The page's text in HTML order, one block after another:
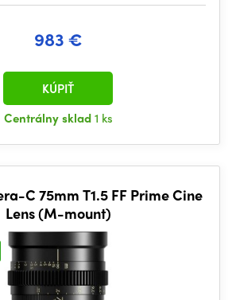
983 €
Centrálny sklad1 ks
KÚPIŤ
C 75mm T1.5 FF Prime Cine
Lens (M-mount)